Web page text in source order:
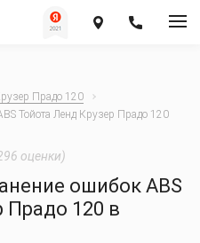
Прадо 120
Тойота Ленд Крузер Прадо 120
ошибок ABS
Прадо 120 в
оценки)